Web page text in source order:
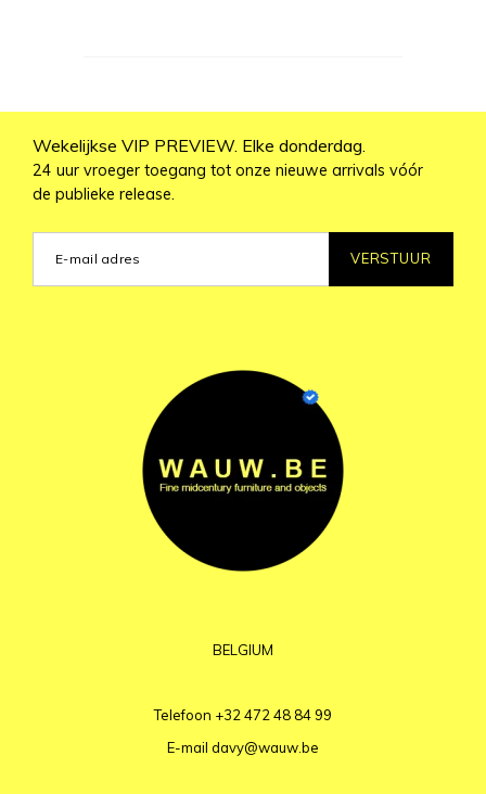
Wekelijkse VIP PREVIEW. Elke donderdag.
24 uur vroeger toegang tot onze nieuwe arrivals vóór
de publieke release.
VERSTUUR
BELGIUM
Telefoon +32 472 48 84 99
E-mail davy@wauw.be